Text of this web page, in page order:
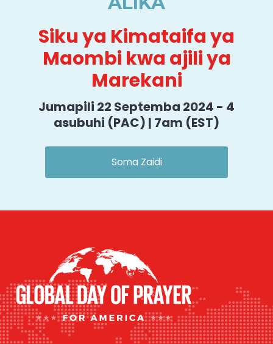
Siku ya Kimataifa ya
Maombi kwa ajili ya
Marekani
Jumapili 22 Septemba 2024 - 4
asubuhi (PAC) | 7am (EST)
Soma Zaidi